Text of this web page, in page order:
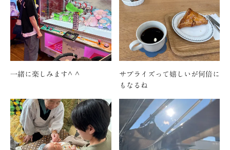
一緒に楽しみます^ ^
サプライズって嬉しいが何倍に
もなるね